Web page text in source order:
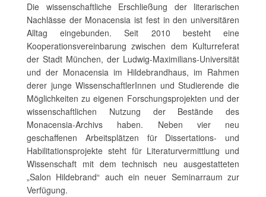
Die wissenschaftliche Erschließung der literarischen
Nachlässe der Monacensia ist fest in den universitären
Alltag eingebunden. Seit 2010 besteht eine
Kooperationsvereinbarung zwischen dem Kulturreferat
der Stadt München, der Ludwig-Maximilians-Universität
und der Monacensia im Hildebrandhaus, im Rahmen
derer junge WissenschaftlerInnen und Studierende die
Möglichkeiten zu eigenen Forschungsprojekten und der
wissenschaftlichen Nutzung der Bestände des
Monacensia-Archivs haben. Neben vier neu
geschaffenen Arbeitsplätzen für Dissertations- und
Habilitationsprojekte steht für Literaturvermittlung und
Wissenschaft mit dem technisch neu ausgestatteten
„Salon Hildebrand“ auch ein neuer Seminarraum zur
Verfügung.